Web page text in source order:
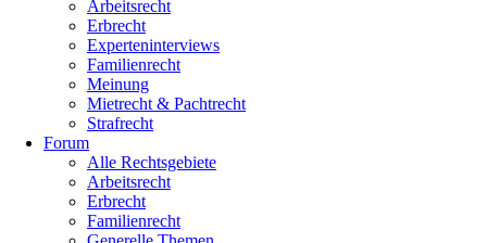
Arbeitsrecht
Erbrecht
Experteninterviews
Familienrecht
Meinung
Mietrecht & Pachtrecht
Strafrecht
Forum
Alle Rechtsgebiete
Arbeitsrecht
Erbrecht
Familienrecht